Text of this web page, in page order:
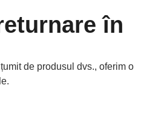
în
de produsul dvs., oferim o